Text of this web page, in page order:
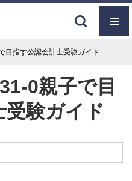
目指す公認会計士受験ガイド
0親子で目
受験ガイド